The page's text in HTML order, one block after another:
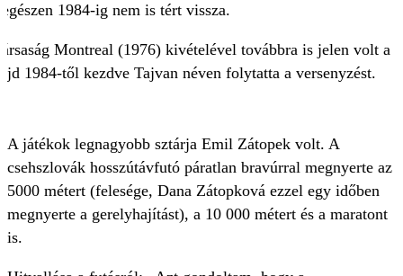
1984-ig nem is tért vissza.
Montreal (1976) kivételével továbbra is jelen volt a
1984-től kezdve Tajvan néven folytatta a versenyzést.
A játékok legnagyobb sztárja Emil Zátopek volt. A
csehszlovák hosszútávfutó páratlan bravúrral megnyerte az
5000 métert (felesége, Dana Zátopková ezzel egy időben
megnyerte a gerelyhajítást), a 10 000 métert és a maratont
is.